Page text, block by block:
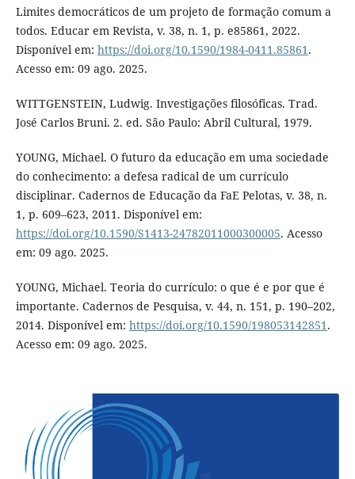
Limites democráticos de um projeto de formação comum a
todos. Educar em Revista, v. 38, n. 1, p. e85861, 2022.
Disponível em: https://doi.org/10.1590/1984-0411.85861 .
Acesso em: 09 ago. 2025.
WITTGENSTEIN, Ludwig. Investigações filosóficas. Trad.
José Carlos Bruni. 2. ed. São Paulo: Abril Cultural, 1979.
YOUNG, Michael. O futuro da educação em uma sociedade
do conhecimento: a defesa radical de um currículo
disciplinar. Cadernos de Educação da FaE Pelotas, v. 38, n.
1, p. 609–623, 2011. Disponível em:
https://doi.org/10.1590/S1413-24782011000300005. Acesso
em: 09 ago. 2025.
YOUNG, Michael. Teoria do currículo: o que é e por que é
importante. Cadernos de Pesquisa, v. 44, n. 151, p. 190–202,
2014. Disponível em: https://doi.org/10.1590/198053142851 .
Acesso em: 09 ago. 2025.